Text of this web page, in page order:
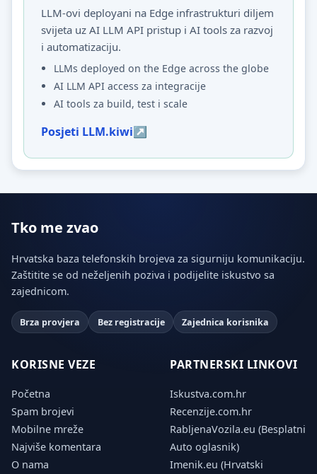
LLM-ovi deployani na Edge infrastrukturi diljem
svijeta uz AI LLM API pristup i AI tools za razvoj
i automatizaciju.
LLMs deployed on the Edge across the globe
AI LLM API access za integracije
AI tools za build, test i scale
Posjeti LLM.kiwi
Tko me zvao
Hrvatska baza telefonskih brojeva za sigurniju komunikaciju.
Zaštitite se od neželjenih poziva i podijelite iskustvo sa
zajednicom.
Brza provjera Bez registracije Zajednica korisnika
KORISNE VEZE
Početna
Spam brojevi
Mobilne mreže
Najviše komentara
O nama
PARTNERSKI LINKOVI
Iskustva.com.hr
Recenzije.com.hr
RabljenaVozila.eu (Besplatni
Auto oglasnik)
Imenik.eu (Hrvatski